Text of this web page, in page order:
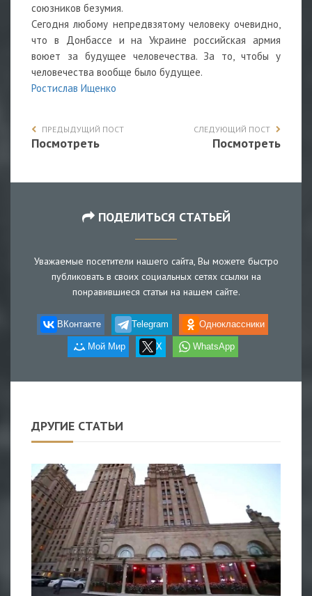
союзников безумия.
Сегодня любому непредвзятому человеку очевидно,
что в Донбассе и на Украине российская армия
воюет за будущее человечества. За то, чтобы у
человечества вообще было будущее.
Ростислав Ищенко
ПРЕДЫДУЩИЙ ПОСТ
Посмотреть
СЛЕДУЮЩИЙ ПОСТ
Посмотреть
ПОДЕЛИТЬСЯ СТАТЬЕЙ
Уважаемые посетители нашего сайта, Вы можете быстро
публиковать в своих социальных сетях ссылки на
понравившиеся статьи на нашем сайте.
ВКонтакте Telegram Одноклассники
Мой Мир X WhatsApp
ДРУГИЕ СТАТЬИ